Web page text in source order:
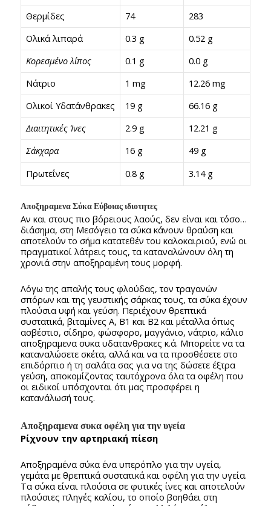
Θερμίδες
74
283
Ολικά λιπαρά
0.3 g
0.52 g
Κορεσμένο λίπος
0.1 g
0.0 g
Νάτριο
1 mg
12.26 mg
Ολικοί Υδατάνθρακες
19 g
66.16 g
Διαιτητικές Ίνες
2.9 g
12.21 g
Σάκχαρα
16 g
49 g
Πρωτεΐνες
0.8 g 3.14 g
Αποξηραμενα Σύκα Εύβοιας ιδιοτητες
Αν και στους πιο βόρειους λαούς, δεν είναι και τόσο…
διάσημα, στη Μεσόγειο τα σύκα κάνουν θραύση και
αποτελούν το σήμα κατατεθέν του καλοκαιριού, ενώ οι
πραγματικοί λάτρεις τους, τα καταναλώνουν όλη τη
χρονιά στην αποξηραμένη τους μορφή.
Λόγω της απαλής τους φλούδας, τον τραγανών
σπόρων και της γευστικής σάρκας τους, τα σύκα έχουν
πλούσια υφή και γεύση. Περιέχουν θρεπτικά
συστατικά, βιταμίνες Α, Β1 και Β2 και μέταλλα όπως
ασβέστιο, σίδηρο, φώσφορο, μαγγάνιο, νάτριο, κάλιο
αποξηραμενα συκα υδατανθρακες κ.ά. Μπορείτε να τα
καταναλώσετε σκέτα, αλλά και να τα προσθέσετε στο
επιδόρπιο ή τη σαλάτα σας για να της δώσετε έξτρα
γεύση, αποκομίζοντας ταυτόχρονα όλα τα οφέλη που
οι ειδικοί υπόσχονται ότι μας προσφέρει η
κατανάλωσή τους.
Αποξηραμενα συκα οφέλη για την υγεία
Ρίχνουν την αρτηριακή πίεση
Αποξηραμένα σύκα ένα υπερόπλο για την υγεία,
γεμάτα με θρεπτικά συστατικά και οφέλη για την υγεία.
Τα σύκα είναι πλούσια σε φυτικές ίνες και αποτελούν
πλούσιες πληγές καλίου, το οποίο βοηθάει στη